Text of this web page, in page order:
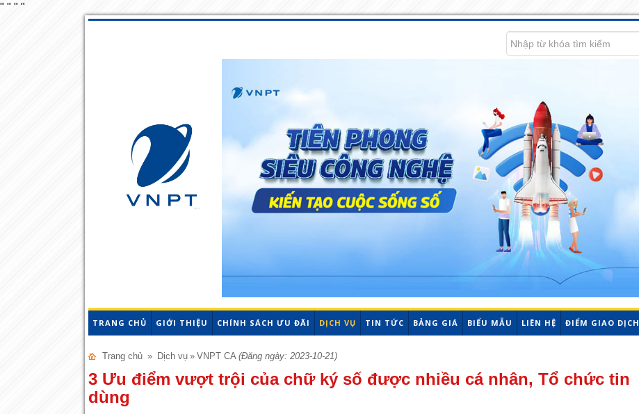
" " " "
TRANG CHỦ GIỚI THIỆU CHÍNH SÁCH ƯU ĐÃI DỊCH VỤ TIN TỨC BẢNG GIÁ BIỂU MẪU LIÊN HỆ ĐIỂM GIAO DỊCH
Trang chủ » Dịch vụ » VNPT CA (Đăng ngày: 2023-10-21)
3 Ưu điểm vượt trội của chữ ký số được nhiều cá nhân, Tổ chức tin
dùng